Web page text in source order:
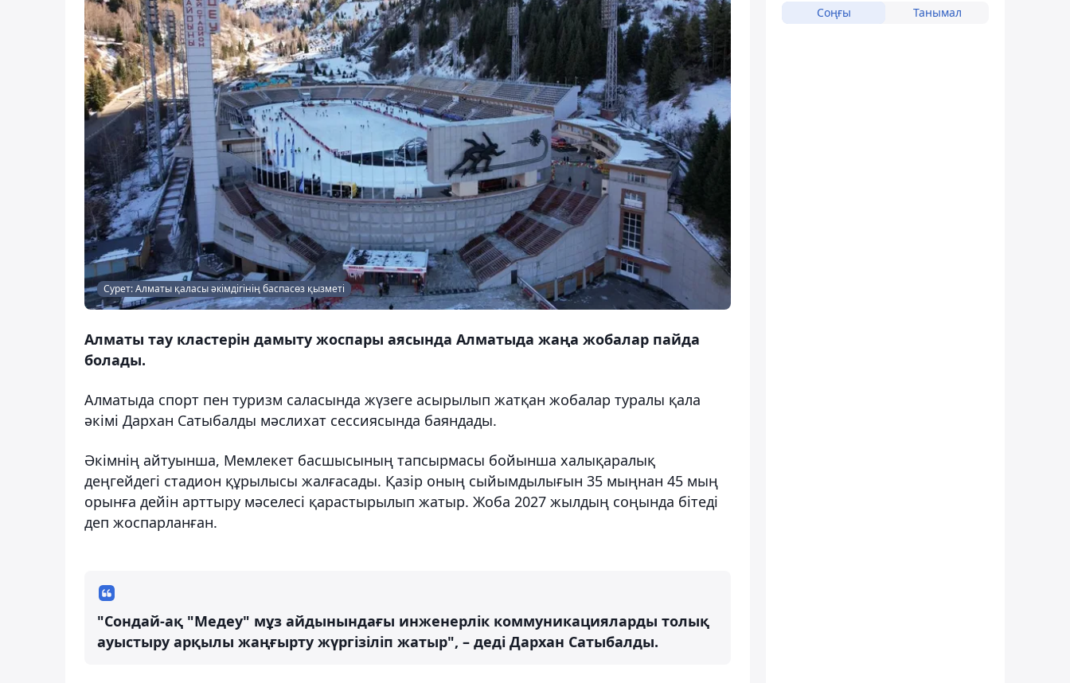
Сурет: Алматы қаласы әкімдігінің баспасөз қызметі
Алматы тау кластерін дамыту жоспары аясында Алматыда жаңа жобалар пайда
болады.
Алматыда спорт пен туризм саласында жүзеге асырылып жатқан жобалар туралы қала
әкімі Дархан Сатыбалды мәслихат сессиясында баяндады.
Әкімнің айтуынша, Мемлекет басшысының тапсырмасы бойынша халықаралық
деңгейдегі стадион құрылысы жалғасады. Қазір оның сыйымдылығын 35 мыңнан 45 мың
орынға дейін арттыру мәселесі қарастырылып жатыр. Жоба 2027 жылдың соңында бітеді
деп жоспарланған.
"Сондай-ақ "Медеу" мұз айдынындағы инженерлік коммуникацияларды толық
ауыстыру арқылы жаңғырту жүргізіліп жатыр", – деді Дархан Сатыбалды.
Соңғы Танымал